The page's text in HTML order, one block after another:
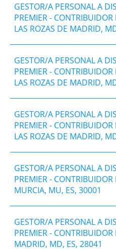
GESTOR/A PERSONAL A
PREMIER -
LAS ROZAS DE MADRID,
GESTOR/A PERSONAL A
PREMIER -
LAS ROZAS DE MADRID,
GESTOR/A PERSONAL A
PREMIER -
LAS ROZAS DE MADRID,
GESTOR/A PERSONAL A
PREMIER -
MURCIA, MU, ES, 30001
GESTOR/A PERSONAL A
PREMIER -
MADRID, MD, ES, 28041